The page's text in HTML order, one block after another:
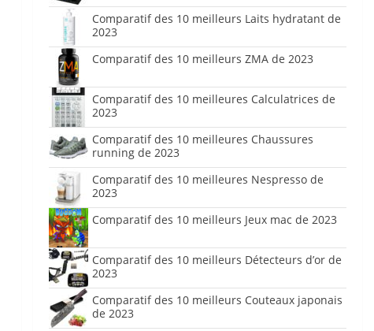
Comparatif des 10 meilleurs Laits hydratant de
2023
Comparatif des 10 meilleurs ZMA de 2023
Comparatif des 10 meilleures Calculatrices de
2023
Comparatif des 10 meilleures Chaussures
running de 2023
Comparatif des 10 meilleures Nespresso de
2023
Comparatif des 10 meilleurs Jeux mac de 2023
Comparatif des 10 meilleurs Détecteurs d’or de
2023
Comparatif des 10 meilleurs Couteaux japonais
de 2023